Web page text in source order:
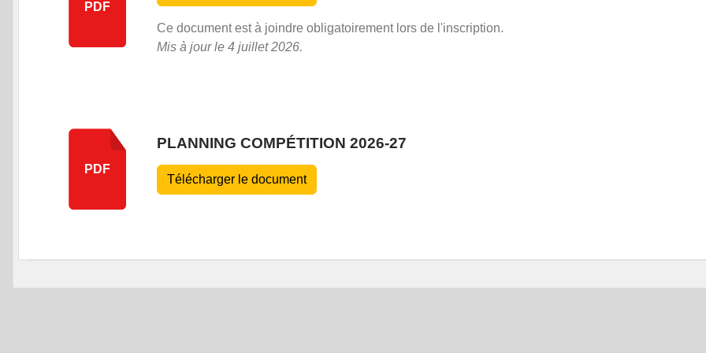
PDF
Ce document est à joindre obligatoirement lors de l'inscription.
Mis à jour le 4 juillet 2026.
PDF
PLANNING COMPÉTITION 2026-27
Télécharger le document